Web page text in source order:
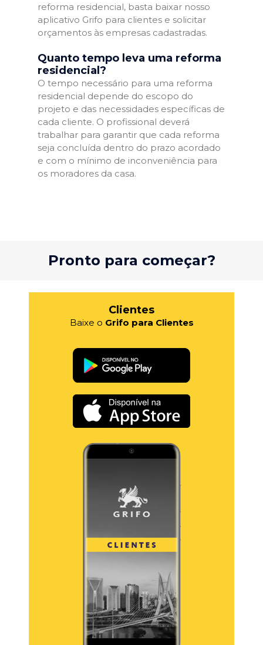
reforma residencial, basta baixar nosso
aplicativo Grifo para clientes e solicitar
orçamentos às empresas cadastradas.
Quanto tempo leva uma reforma
residencial?
O tempo necessário para uma reforma
residencial depende do escopo do
projeto e das necessidades específicas de
cada cliente. O profissional deverá
trabalhar para garantir que cada reforma
seja concluída dentro do prazo acordado
e com o mínimo de inconveniência para
os moradores da casa.
Pronto para começar?
Clientes
Baixe o Grifo para Clientes